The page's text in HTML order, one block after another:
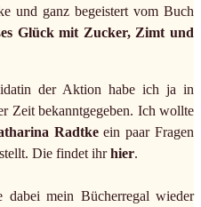
und ganz begeistert vom Buch
Glück mit Zucker, Zimt und
der Aktion habe ich ja in
Zeit bekanntgegeben. Ich wollte
Radtkeein paar Fragen
Die findet ihrhier.
mein Bücherregal wieder